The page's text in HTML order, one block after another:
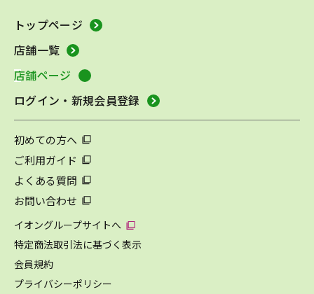
トップページ
店舗一覧
店舗ページ
ログイン・新規会員登録
初めての方へ
ご利用ガイド
よくある質問
お問い合わせ
イオングループサイトへ
特定商法取引法に基づく表示
会員規約
プライバシーポリシー